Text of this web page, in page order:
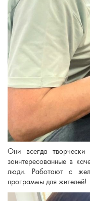
Они всегда творчески
заинтересованные в
люди. Работают с
программы для жителей!